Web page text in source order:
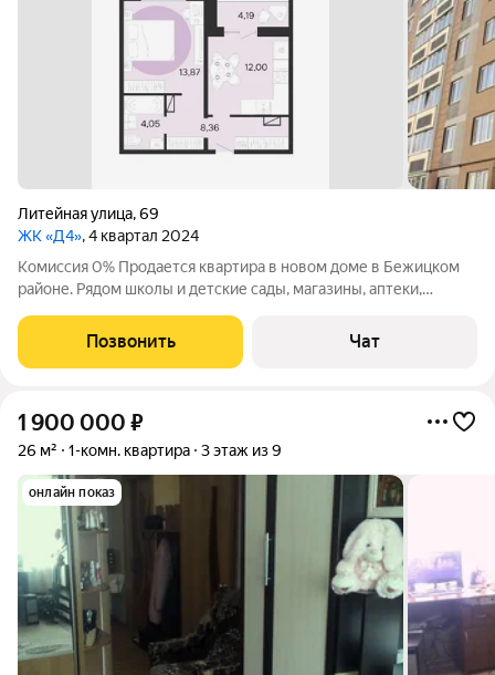
Литейная улица,69
ЖК «Д4», 4 квартал 2024
Комиссия 0% Продается квартира в новом доме в Бежицком
районе. Рядом школы и детские сады, магазины, аптеки,
Позвонить Чат
1 900 000 ₽
26 м² 1-комн. квартира 3 этаж из 9
онлайн показ